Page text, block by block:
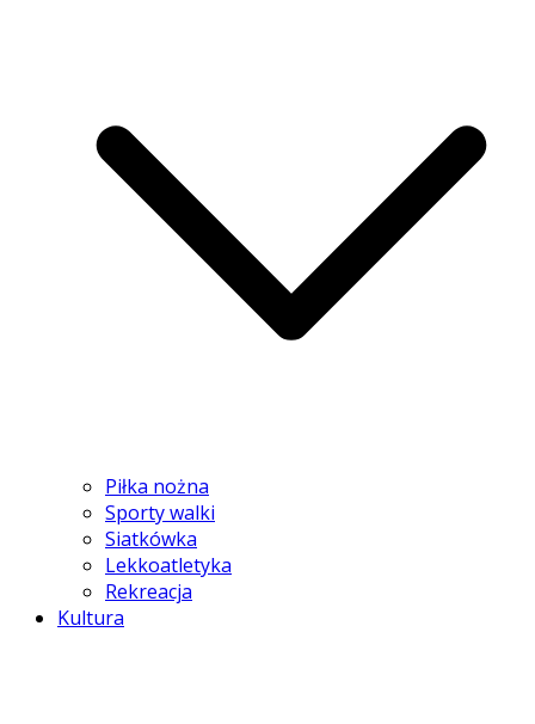
Piłka nożna
Sporty walki
Siatkówka
Lekkoatletyka
Rekreacja
Kultura